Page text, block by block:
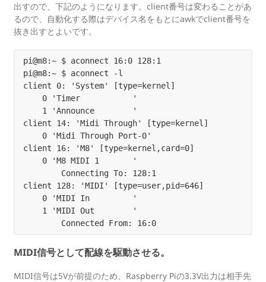
出すので、下記のようになります。client番号は変わることがあ
るので、自動化する際はデバイス名をもとにawkでclient番号を
抜き出すとよいです。
pi@m8:~ $ aconnect 16:0 128:1
pi@m8:~ $ aconnect -l
client 0: 'System' [type=kernel]
    0 'Timer           '
    1 'Announce        '
client 14: 'Midi Through' [type=kernel]
    0 'Midi Through Port-0'
client 16: 'M8' [type=kernel,card=0]
    0 'M8 MIDI 1       '
client 128: 'MIDI' [type=user,pid=646]
    0 'MIDI In         '
    1 'MIDI Out        '
MIDI信号として配線を駆動させる。
MIDI信号は5Vが前提のため、Raspberry Piの3.3V出力は相手先